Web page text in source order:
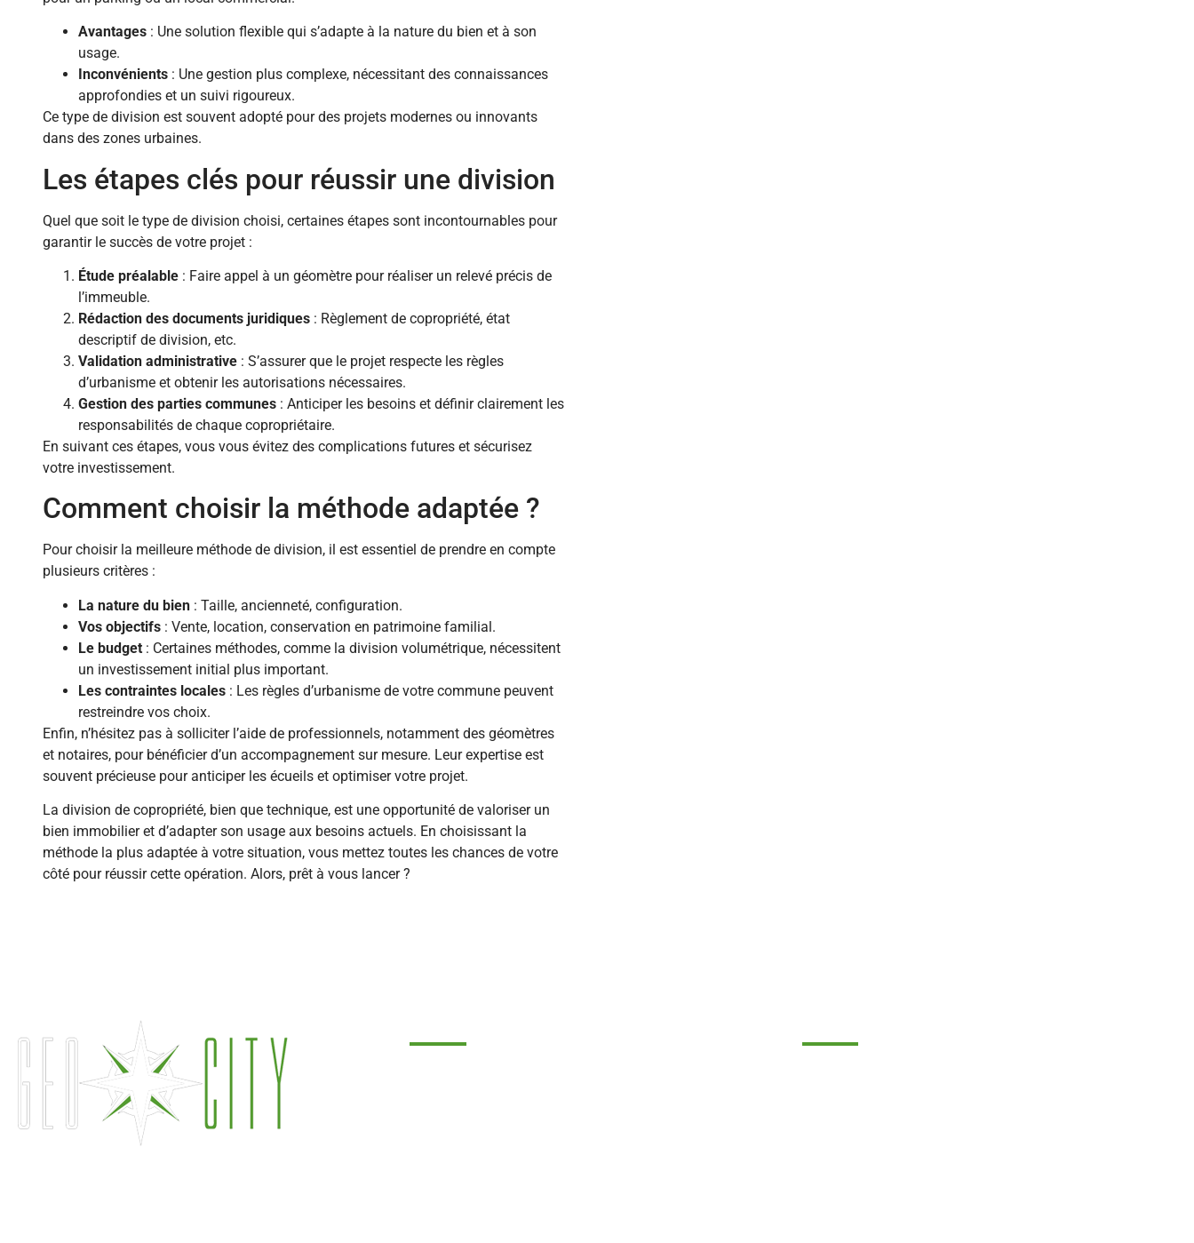
Avantages : Une solution flexible qui s’adapte à la nature du bien et à son
usage.
Inconvénients : Une gestion plus complexe, nécessitant des connaissances
approfondies et un suivi rigoureux.
Ce type de division est souvent adopté pour des projets modernes ou innovants
dans des zones urbaines.
Les étapes clés pour réussir une division
Quel que soit le type de division choisi, certaines étapes sont incontournables pour
garantir le succès de votre projet :
Étude préalable : Faire appel à un géomètre pour réaliser un relevé précis de
l’immeuble.
Rédaction des documents juridiques : Règlement de copropriété, état
descriptif de division, etc.
Validation administrative : S’assurer que le projet respecte les règles
d’urbanisme et obtenir les autorisations nécessaires.
Gestion des parties communes : Anticiper les besoins et définir clairement les
responsabilités de chaque copropriétaire.
En suivant ces étapes, vous vous évitez des complications futures et sécurisez
votre investissement.
Comment choisir la méthode adaptée ?
Pour choisir la meilleure méthode de division, il est essentiel de prendre en compte
plusieurs critères :
La nature du bien : Taille, ancienneté, configuration.
Vos objectifs : Vente, location, conservation en patrimoine familial.
Le budget : Certaines méthodes, comme la division volumétrique, nécessitent
un investissement initial plus important.
Les contraintes locales : Les règles d’urbanisme de votre commune peuvent
restreindre vos choix.
Enfin, n’hésitez pas à solliciter l’aide de professionnels, notamment des géomètres
et notaires, pour bénéficier d’un accompagnement sur mesure. Leur expertise est
souvent précieuse pour anticiper les écueils et optimiser votre projet.
La division de copropriété, bien que technique, est une opportunité de valoriser un
bien immobilier et d’adapter son usage aux besoins actuels. En choisissant la
méthode la plus adaptée à votre situation, vous mettez toutes les chances de votre
côté pour réussir cette opération. Alors, prêt à vous lancer ?